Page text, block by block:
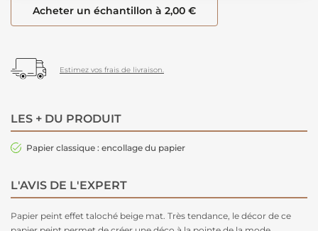
Acheter un échantillon à 2,00 €
Estimez vos frais de livraison.
LES + DU PRODUIT
Papier classique : encollage du papier
L'AVIS DE L'EXPERT
Papier peint effet taloché beige mat. Très tendance, le décor de ce